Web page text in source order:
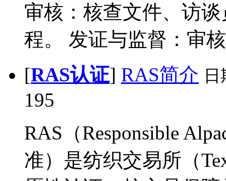
审核：核查文件、访
程。 发证与监督：审
[RAS认证] RAS简介
195
RAS（Responsible
准）是纺织交易所（